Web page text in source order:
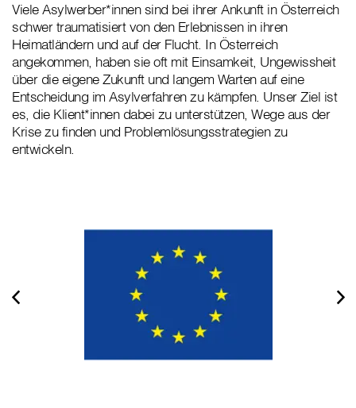
Viele Asylwerber*innen sind bei ihrer Ankunft in Österreich
schwer traumatisiert von den Erlebnissen in ihren
Heimatländern und auf der Flucht. In Österreich
angekommen, haben sie oft mit Einsamkeit, Ungewissheit
über die eigene Zukunft und langem Warten auf eine
Entscheidung im Asylverfahren zu kämpfen. Unser Ziel ist
es, die Klient*innen dabei zu unterstützen, Wege aus der
Krise zu finden und Problemlösungsstrategien zu
entwickeln.